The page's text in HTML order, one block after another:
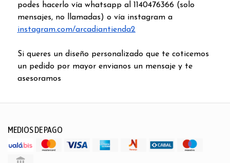
podes hacerlo vía whatsapp al 1140476366 (solo
mensajes, no llamadas) o vía instagram a
instagram.com/arcadiantienda2
Si queres un diseño personalizado que te coticemos
un pedido por mayor envianos un mensaje y te
asesoramos
MEDIOS DE PAGO